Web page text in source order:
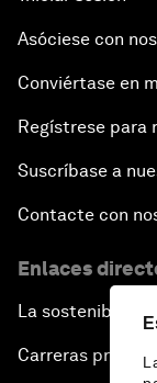
Asóciese con
Conviértase en
Regístrese para
Suscríbase a
Contacte con
Enlaces
La sostenibilidad
Carreras